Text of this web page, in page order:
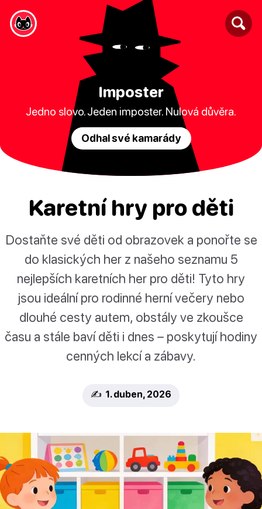
Imposter
Jedno slovo. Jeden imposter. Nulová důvěra.
Odhal své kamarády
Karetní hry pro děti
Dostaňte své děti od obrazovek a ponořte se
do klasických her z našeho seznamu 5
nejlepších karetních her pro děti! Tyto hry
jsou ideální pro rodinné herní večery nebo
dlouhé cesty autem, obstály ve zkoušce
času a stále baví děti i dnes – poskytují hodiny
cenných lekcí a zábavy.
✍️ 1. duben, 2026